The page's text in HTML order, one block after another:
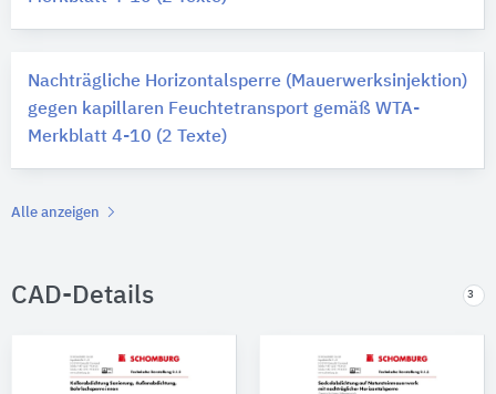
Nachträgliche Horizontalsperre (Mauerwerksinjektion)
gegen kapillaren Feuchtetransport gemäß WTA-
Merkblatt 4-10 (2 Texte)
Alle anzeigen
CAD-Details 3